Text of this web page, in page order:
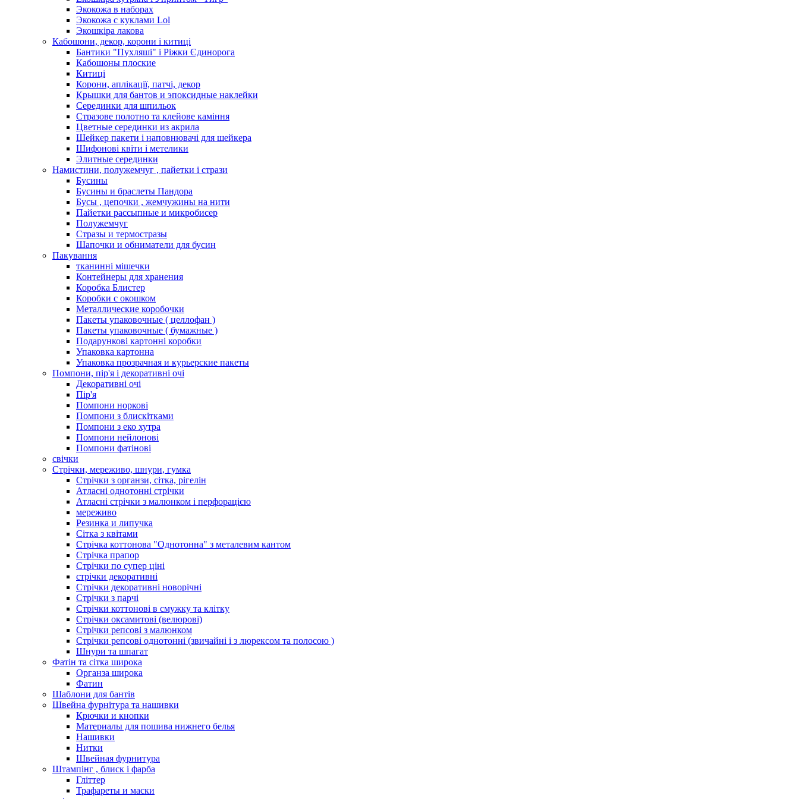
Экокожа в наборах
Экокожа с куклами Lol
Экошкiра лакова
Кабошони, декор, корони і китиці
Бантики "Пухляші" і Ріжки Єдинорога
Кабошоны плоские
Китиці
Корони, аплікації, патчі, декор
Крышки для бантов и эпоксидные наклейки
Серединки для шпильок
Стразове полотно та клейове каміння
Цветные серединки из акрила
Шейкер пакети і наповнювачі для шейкера
Шифонові квіти і метелики
Элитные серединки
Намистини, полужемчуг , пайетки і стрази
Бусины
Бусины и браслеты Пандора
Бусы , цепочки , жемчужины на нити
Пайетки рассыпные и микробисер
Полужемчуг
Стразы и термостразы
Шапочки и обниматели для бусин
Пакування
тканинні мішечки
Контейнеры для хранения
Коробка Блистер
Коробки с окошком
Металлические коробочки
Пакеты упаковочные ( целлофан )
Пакеты упаковочные ( бумажные )
Подарункові картонні коробки
Упаковка картонна
Упаковка прозрачная и курьерские пакеты
Помпони, пір'я і декоративні очі
Декоративні очі
Пір'я
Помпони норкові
Помпони з блискітками
Помпони з еко хутра
Помпони нейлонові
Помпони фатінові
свічки
Стрічки, мереживо, шнури, гумка
Стрічки з органзи, сітка, рігелін
Атласні однотонні стрічки
Атласні стрічки з малюнком і перфорацією
мереживо
Резинка и липучка
Сітка з квітами
Стрічка коттонова "Однотонна" з металевим кантом
Стрічка прапор
Стрічки по супер ціні
стрічки декоративні
Стрічки декоративні новорічні
Стрічки з парчі
Стрічки коттонові в смужку та клітку
Стрічки оксамитові (велюрові)
Стрічки репсові з малюнком
Стрічки репсові однотонні (звичайні і з люрексом та полосою )
Шнури та шпагат
Фатін та сітка широка
Органза широка
Фатин
Шаблони для бантів
Швейна фурнітура та нашивки
Крючки и кнопки
Материалы для пошива нижнего белья
Нашивки
Нитки
Швейная фурнитура
Штампінг , блиск і фарба
Гліттер
Трафареты и маски